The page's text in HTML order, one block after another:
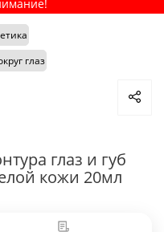
глаз
глаз и губ
кожи 20мл